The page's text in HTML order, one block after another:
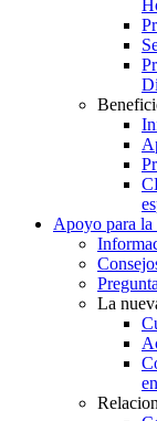
Apoyo para la
La